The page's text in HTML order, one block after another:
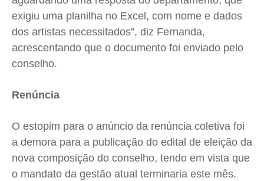
exigiu uma planilha no Excel, com nome e dados
dos artistas necessitados”, diz Fernanda,
acrescentando que o documento foi enviado pelo
conselho.
Renúncia
O estopim para o anúncio da renúncia coletiva foi
a demora para a publicação do edital de eleição da
nova composição do conselho, tendo em vista que
o mandato da gestão atual terminaria este mês.